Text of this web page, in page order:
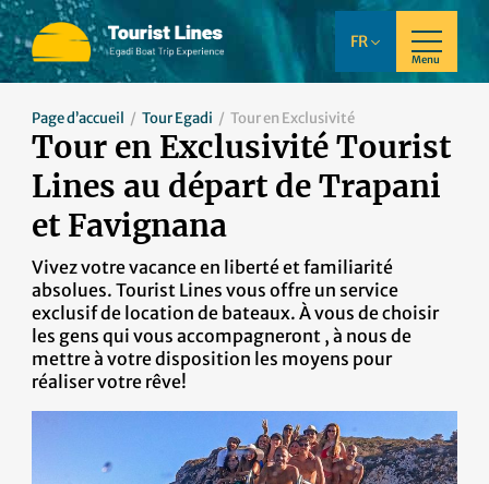
Menu
FR
Page d’accueil Tour Egadi Tour en Exclusivité
Tour en Exclusivité Tourist
Lines au départ de Trapani
et Favignana
Vivez votre vacance en liberté et familiarité
absolues. Tourist Lines vous offre un service
exclusif de location de bateaux. À vous de choisir
les gens qui vous accompagneront , à nous de
mettre à votre disposition les moyens pour
réaliser votre rêve!